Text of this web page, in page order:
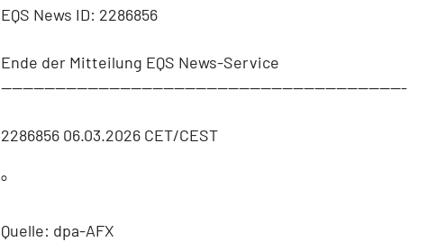
EQS News ID: 2286856
Ende der Mitteilung EQS News-Service
---------------------------------------------------------------------------
2286856 06.03.2026 CET/CEST
°
Quelle: dpa-AFX